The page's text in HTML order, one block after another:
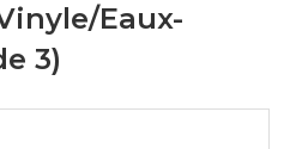
Eaux-
3)